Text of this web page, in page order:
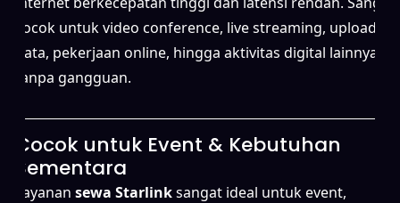
cocok untuk video conference, live streaming, upload
data, pekerjaan online, hingga aktivitas digital lainnya
tanpa gangguan.
Cocok untuk Event & Kebutuhan
Sementara
Layanansewa Starlinksangat ideal untuk event,